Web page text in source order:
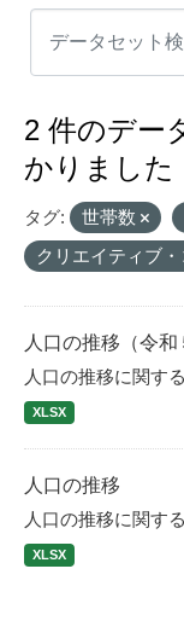
2 件のデー
かりました
タグ: 世帯数
クリエイティブ
人口の推移（令和
人口の推移に関す
XLSX
人口の推移
人口の推移に関す
XLSX